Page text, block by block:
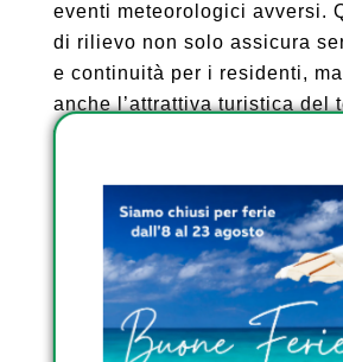
eventi meteorologici avversi.
di rilievo non solo assicura
e continuità per i residenti,
anche l’attrattiva turistica del
vive momenti di alta affluenza
questo investimento
ampio piano di interventi, del
100 milioni di euro, volto a
servizio e rinnovare le
la provincia, promuovendo
sostenibile dell’area